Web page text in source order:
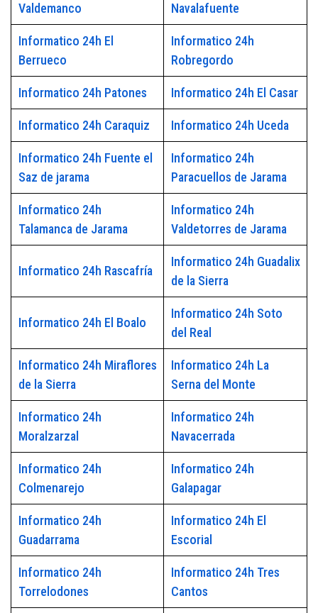
Valdemanco
Navalafuente
Informatico 24h El
Berrueco
Informatico 24h
Robregordo
Informatico 24h Patones Informatico 24h El Casar
Informatico 24h Caraquiz Informatico 24h Uceda
Informatico 24h Fuente el
Saz de jarama
Informatico 24h
Paracuellos de Jarama
Informatico 24h
Talamanca de Jarama
Informatico 24h
Valdetorres de Jarama
Informatico 24h Rascafría
Informatico 24h Guadalix
de la Sierra
Informatico 24h El Boalo
Informatico 24h Soto
del Real
Informatico 24h Miraflores
de la Sierra
Informatico 24h La
Serna del Monte
Informatico 24h
Moralzarzal
Informatico 24h
Navacerrada
Informatico 24h
Colmenarejo
Informatico 24h
Galapagar
Informatico 24h
Guadarrama
Informatico 24h El
Escorial
Informatico 24h
Torrelodones
Informatico 24h Tres
Cantos